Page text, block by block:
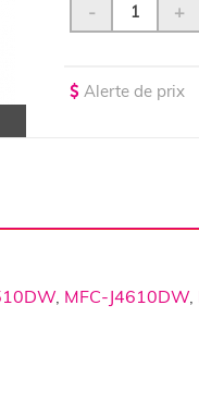
- +
Alerte de prix
, MFC-J4610DW,